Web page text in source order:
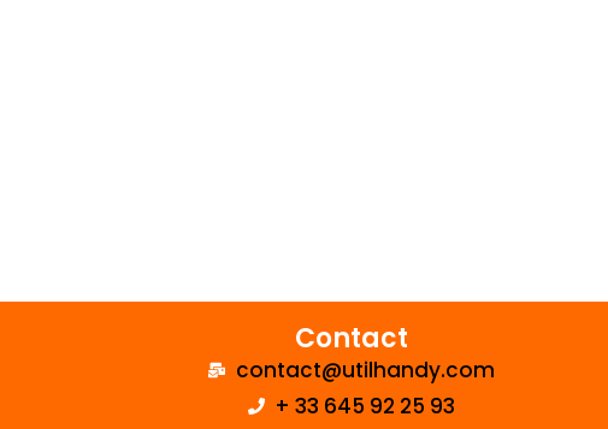
Contact
contact@utilhandy.com
+ 33 645 92 25 93